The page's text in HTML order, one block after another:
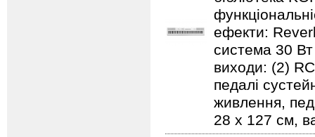
ефекти:
система 30 Вт
виходи: (2)
педалі
живлення,
28 х 127 см,